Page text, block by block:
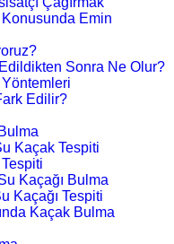
Emin
Sonra Ne Olur?
Edilir?
Kaçak Tespiti
Kaçağı Bulma
Kaçağı Tespiti
Kaçak Bulma